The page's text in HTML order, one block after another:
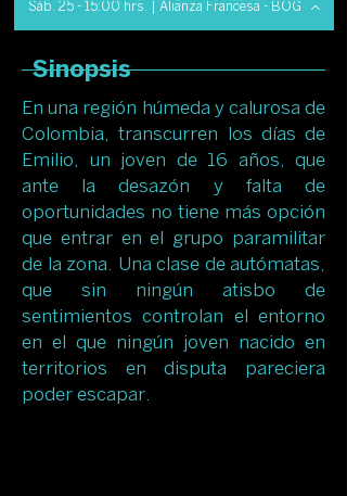
Sáb. 25 - 15:00 hrs. | Alianza Francesa - BOG
Sinopsis
En una región húmeda y calurosa de
Colombia, transcurren los días de
Emilio, un joven de 16 años, que
ante la desazón y falta de
oportunidades no tiene más opción
que entrar en el grupo paramilitar
de la zona. Una clase de autómatas,
que sin ningún atisbo de
sentimientos controlan el entorno
en el que ningún joven nacido en
territorios en disputa pareciera
poder escapar.